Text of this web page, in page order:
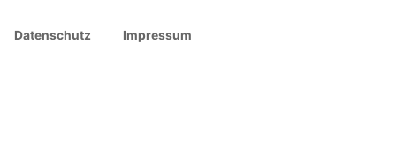
Datenschutz Impressum